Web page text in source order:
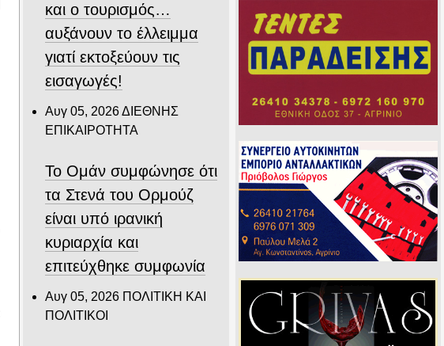
και ο τουρισμός…
αυξάνουν το έλλειμμα
γιατί εκτοξεύουν τις
εισαγωγές!
Αυγ 05, 2026ΔΙΕΘΝΗΣ
ΕΠΙΚΑΙΡΟΤΗΤΑ
Το Ομάν συμφώνησε ότι
τα Στενά του Ορμούζ
είναι υπό ιρανική
κυριαρχία και
επιτεύχθηκε συμφωνία
Αυγ 05, 2026 ΠΟΛΙΤΙΚΗ ΚΑΙ
ΠΟΛΙΤΙΚΟΙ